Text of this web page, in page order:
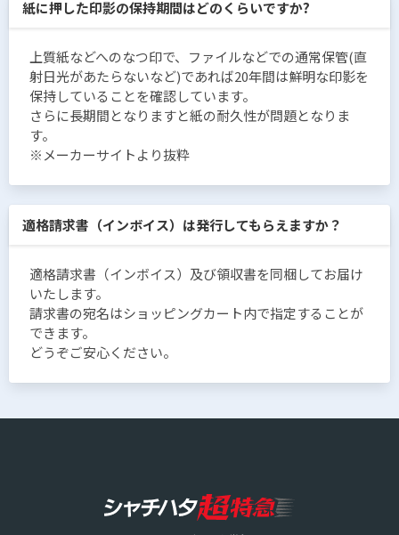
紙に押した印影の保持期間はどのくらいですか?
上質紙などへのなつ印で、ファイルなどでの通常保管(直
射日光があたらないなど)であれば20年間は鮮明な印影を
保持していることを確認しています。
さらに長期間となりますと紙の耐久性が問題となりま
す。
※メーカーサイトより抜粋
適格請求書（インボイス）は発行してもらえますか？
適格請求書（インボイス）及び領収書を同梱してお届け
いたします。
請求書の宛名はショッピングカート内で指定することが
できます。
どうぞご安心ください。